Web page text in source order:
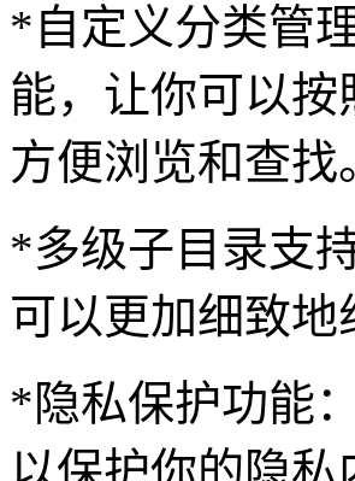
*自定义分类管
能，让你可以
方便浏览和查找
*多级子目录支
可以更加细致
*隐私保护功能